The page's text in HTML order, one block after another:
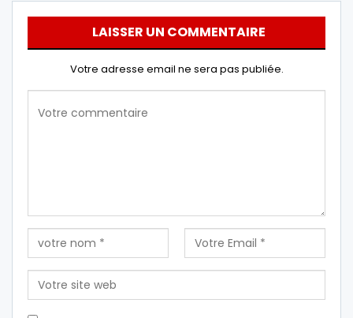
LAISSER UN COMMENTAIRE
Votre adresse email ne sera pas publiée.